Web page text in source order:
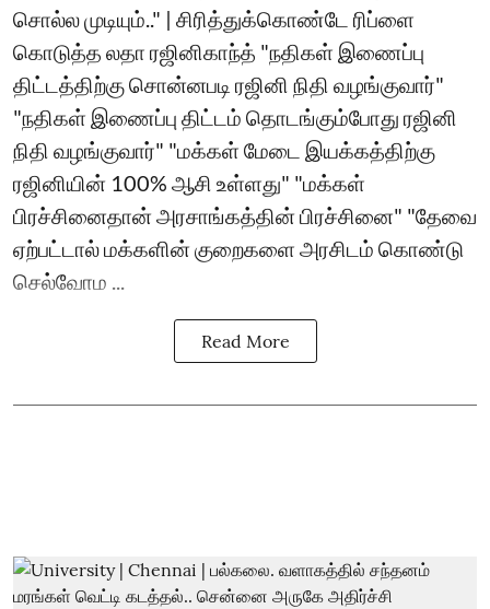
சொல்ல முடியும்.." | சிரித்துக்கொண்டே ரிப்ளை
கொடுத்த லதா ரஜினிகாந்த் "நதிகள் இணைப்பு
திட்டத்திற்கு சொன்னபடி ரஜினி நிதி வழங்குவார்"
"நதிகள் இணைப்பு திட்டம் தொடங்கும்போது ரஜினி
நிதி வழங்குவார்" "மக்கள் மேடை இயக்கத்திற்கு
ரஜினியின் 100% ஆசி உள்ளது" "மக்கள்
பிரச்சினைதான் அரசாங்கத்தின் பிரச்சினை" "தேவை
ஏற்பட்டால் மக்களின் குறைகளை அரசிடம் கொண்டு
செல்வோம ...
Read More